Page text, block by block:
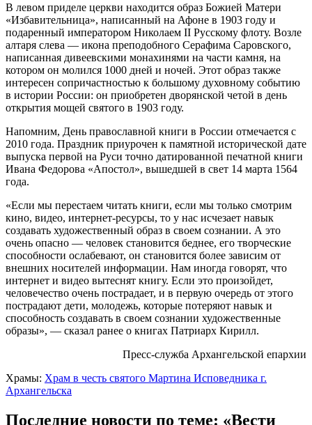
В левом приделе церкви находится образ Божией Матери
«Избавительница», написанный на Афоне в 1903 году и
подаренный императором Николаем II Русскому флоту. Возле
алтаря слева — икона преподобного Серафима Саровского,
написанная дивеевскими монахинями на части камня, на
котором он молился 1000 дней и ночей. Этот образ также
интересен сопричастностью к большому духовному событию
в истории России: он приобретен дворянской четой в день
открытия мощей святого в 1903 году.
Напомним, День православной книги в России отмечается с
2010 года. Праздник приурочен к памятной исторической дате
выпуска первой на Руси точно датированной печатной книги
Ивана Федорова «Апостол», вышедшей в свет 14 марта 1564
года.
«Если мы перестаем читать книги, если мы только смотрим
кино, видео, интернет-ресурсы, то у нас исчезает навык
создавать художественный образ в своем сознании. А это
очень опасно — человек становится беднее, его творческие
способности ослабевают, он становится более зависим от
внешних носителей информации. Нам иногда говорят, что
интернет и видео вытеснят книгу. Если это произойдет,
человечество очень пострадает, и в первую очередь от этого
пострадают дети, молодежь, которые потеряют навык и
способность создавать в своем сознании художественные
образы», — сказал ранее о книгах Патриарх Кирилл.
Пресс-служба Архангельской епархии
Храмы: Храм в честь святого Мартина Исповедника г.
Архангельска
Последние новости по теме: «Вести